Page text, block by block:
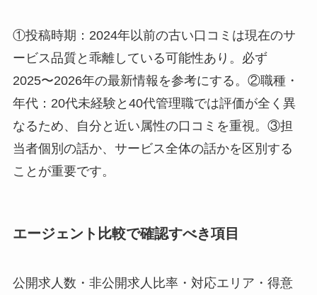
①投稿時期：2024年以前の古い口コミは現在のサ
ービス品質と乖離している可能性あり。必ず
2025〜2026年の最新情報を参考にする。②職種・
年代：20代未経験と40代管理職では評価が全く異
なるため、自分と近い属性の口コミを重視。③担
当者個別の話か、サービス全体の話かを区別する
ことが重要です。
エージェント比較で確認すべき項目
公開求人数・非公開求人比率・対応エリア・得意